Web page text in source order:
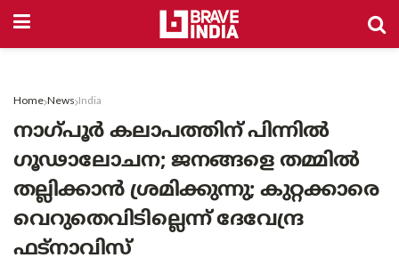
Home News India
നാഗ്പൂർ കലാപത്തിന് പിന്നിൽ
ഗൂഢാലോചന; ജനങ്ങളെ തമ്മിൽ
തല്ലിക്കാൻ ശ്രമിക്കുന്നു; കുറ്റക്കാരെ
വെറുതെവിടില്ലെന്ന് ദേവേന്ദ്ര
ഫട്‌നാവിസ്